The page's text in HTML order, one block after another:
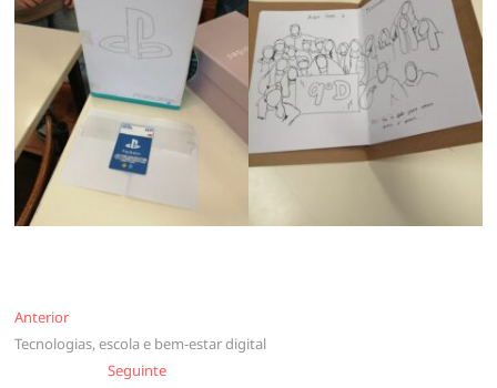
Navegação
de
AnteriorAnterior
Tecnologias, escola e bem-estar digital
SeguinteSeguinte